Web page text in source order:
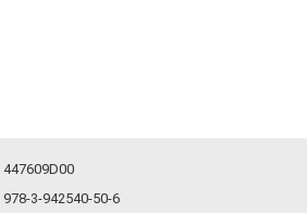
447609D00
978-3-942540-50-6